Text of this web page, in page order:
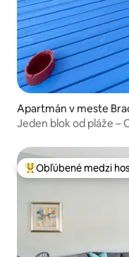
Apartmán v meste
Jeden blok od pláže –
Najobľúbenejšie medzi
Obľúbené medzi